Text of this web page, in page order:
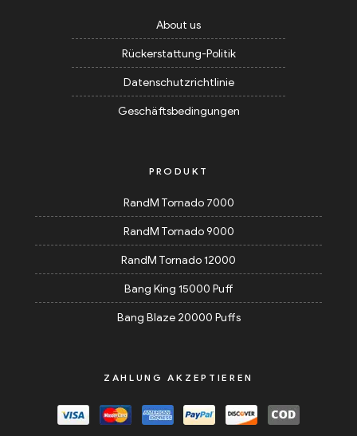
About us
Rückerstattung-Politik
Datenschutzrichtlinie
Geschäftsbedingungen
PRODUKT
RandM Tornado 7000
RandM Tornado 9000
RandM Tornado 12000
Bang King 15000 Puff
Bang Blaze 20000 Puffs
ZAHLUNG AKZEPTIEREN